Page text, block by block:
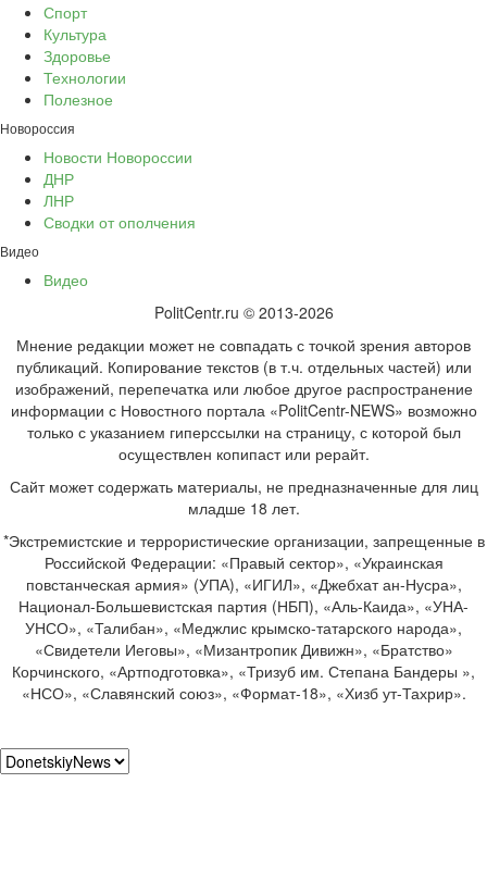
Спорт
Культура
Здоровье
Технологии
Полезное
Новороссия
Новости Новороссии
ДНР
ЛНР
Сводки от ополчения
Видео
Видео
PolitCentr.ru © 2013-2026
Мнение редакции может не совпадать с точкой зрения авторов
публикаций. Копирование текстов (в т.ч. отдельных частей) или
изображений, перепечатка или любое другое распространение
информации с Новостного портала «PolitCentr-NEWS» возможно
только с указанием гиперссылки на страницу, с которой был
осуществлен копипаст или рерайт.
Сайт может содержать материалы, не предназначенные для лиц
младше 18 лет.
*Экстремистские и террористические организации, запрещенные в
Российской Федерации: «Правый сектор», «Украинская
повстанческая армия» (УПА), «ИГИЛ», «Джебхат ан-Нусра»,
Национал-Большевистская партия (НБП), «Аль-Каида», «УНА-
УНСО», «Талибан», «Меджлис крымско-татарского народа»,
«Свидетели Иеговы», «Мизантропик Дивижн», «Братство»
Корчинского, «Артподготовка», «Тризуб им. Степана Бандеры »,
«НСО», «Славянский союз», «Формат-18», «Хизб ут-Тахрир».